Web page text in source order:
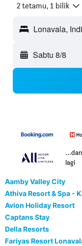
2 tetamu, 1 bilik
Lonavala,
Sabtu 8/8
lagi
Aamby Valley City
Athiva Resort & Spa -
Avion Holiday Resort
Captans Stay
Della Resorts
Fariyas Resort